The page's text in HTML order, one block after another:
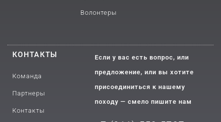
Волонтеры
КОНТАКТЫ
Команда
Партнеры
Контакты
Если у вас есть вопрос, или
предложение, или вы хотите
присоединиться к нашему
походу — смело пишите нам